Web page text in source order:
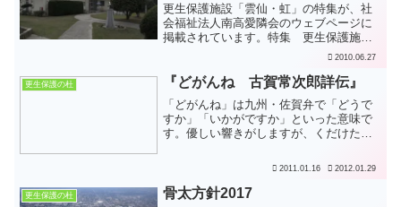
更生保護施設「雲仙・虹」の特集が、社
会福祉法人南高愛隣会のウェブページに
掲載されています。特集 更生保護施設
「雲仙・虹」の取り組み 司法から福祉
ら運営開始され、当初の名称は「虹」で
したが、地元の地名を...
2010.06.27
更生保護の杜 『どがんね 古賀常次郎詳伝』
「どがんね」は九州・佐賀弁で「どうで
すか」「いかがですか」といった意味で
す。優しい響きがしますが、くだけた感
は「どげんね」、南の方へ行くと「どぎ
ゃんね」となります。佐賀...
2011.01.16 2012.01.29
更生保護の杜 骨太方針2017